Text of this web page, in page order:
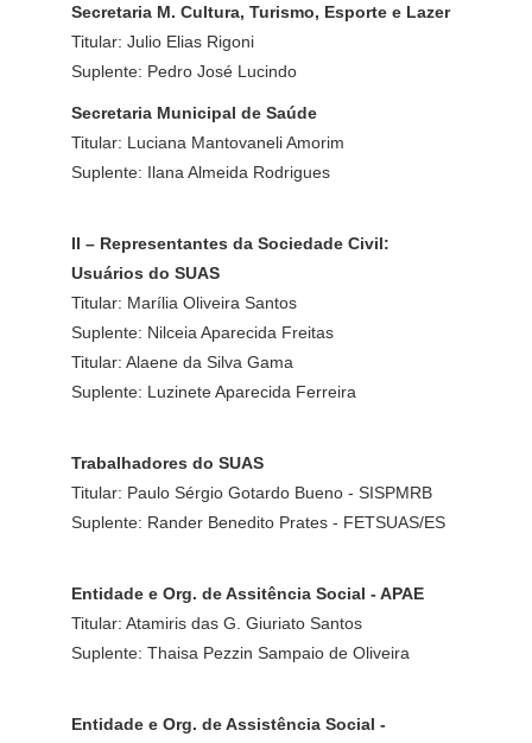
Secretaria M. Cultura, Turismo, Esporte e Lazer
Titular: Julio Elias Rigoni
Suplente: Pedro José Lucindo
Secretaria Municipal de Saúde
Titular: Luciana Mantovaneli Amorim
Suplente: Ilana Almeida Rodrigues
II – Representantes da Sociedade Civil:
Usuários do SUAS
Titular: Marília Oliveira Santos
Suplente: Nilceia Aparecida Freitas
Titular: Alaene da Silva Gama
Suplente: Luzinete Aparecida Ferreira
Trabalhadores do SUAS
Titular: Paulo Sérgio Gotardo Bueno - SISPMRB
Suplente: Rander Benedito Prates - FETSUAS/ES
Entidade e Org. de Assitência Social - APAE
Titular: Atamiris das G. Giuriato Santos
Suplente: Thaisa Pezzin Sampaio de Oliveira
Entidade e Org. de Assistência Social -